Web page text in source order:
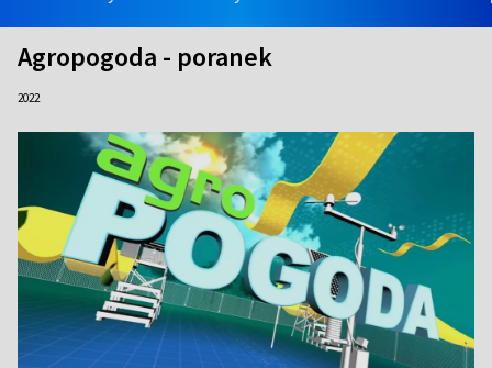
Agropogoda - poranek
2022